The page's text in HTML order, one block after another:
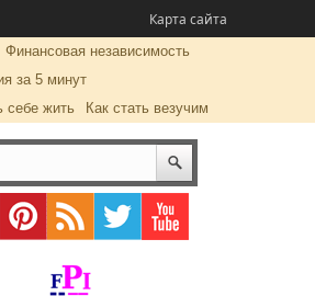
Карта сайта
Финансовая независимость
за 5 минут
себе жить
Как стать везучим